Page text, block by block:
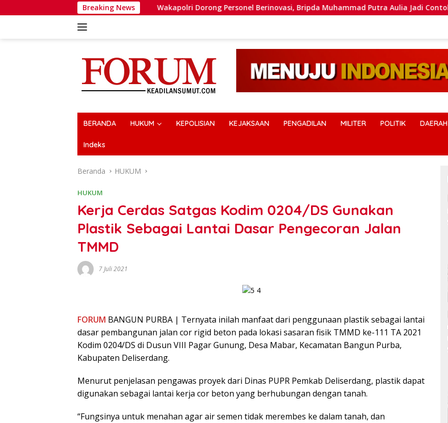
ke
Breaking NewsWakapolri Dorong Personel Berinovasi, Bripda Muhammad Putra Aulia Jadi Contoh Nyata
BERANDA HUKUM KEPOLISIAN KEJAKSAAN PENGADILAN MILITER POLITIK DAERAH
Indeks
Beranda HUKUM
HUKUM
Kerja Cerdas Satgas Kodim 0204/DS Gunakan
Plastik Sebagai Lantai Dasar Pengecoran Jalan
TMMD
7 Juli 2021
FORUM BANGUN PURBA | Ternyata inilah manfaat dari penggunaan plastik sebagai lantai
dasar pembangunan jalan cor rigid beton pada lokasi sasaran fisik TMMD ke-111 TA 2021
Kodim 0204/DS di Dusun VIII Pagar Gunung, Desa Mabar, Kecamatan Bangun Purba,
Kabupaten Deliserdang.
Menurut penjelasan pengawas proyek dari Dinas PUPR Pemkab Deliserdang, plastik dapat
digunakan sebagai lantai kerja cor beton yang berhubungan dengan tanah.
“Fungsinya untuk menahan agar air semen tidak merembes ke dalam tanah, dan